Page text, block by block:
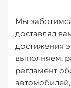
Мы
доставлял
достижения
выполняем,
регламент